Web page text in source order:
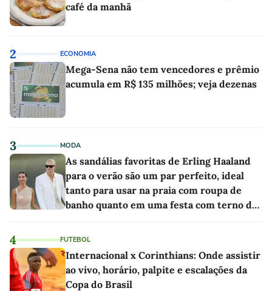
café da manhã
2 ECONOMIA
Mega-Sena não tem vencedores e prêmio
acumula em R$ 135 milhões; veja dezenas
3 MODA
As sandálias favoritas de Erling Haaland
para o verão são um par perfeito, ideal
tanto para usar na praia com roupa de
banho quanto em uma festa com terno de
4 FUTEBOL
Internacional x Corinthians: Onde assistir
ao vivo, horário, palpite e escalações da
Copa do Brasil